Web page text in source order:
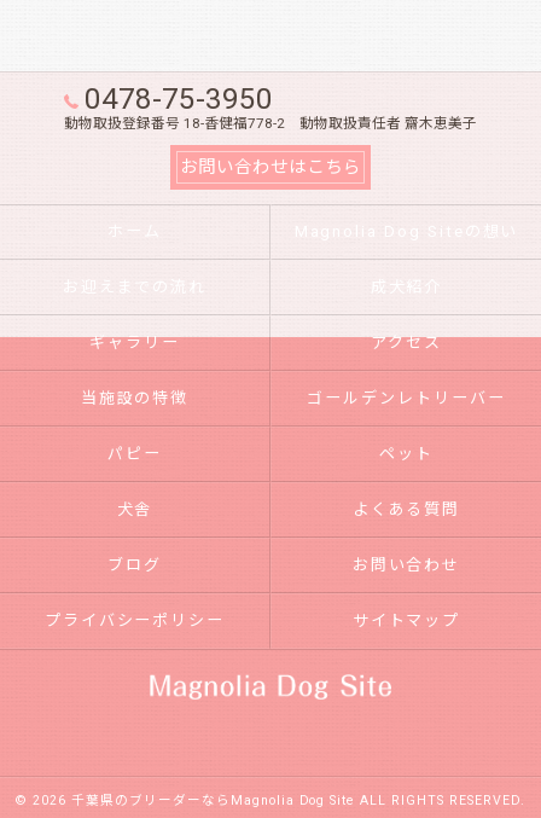
0478-75-3950
動物取扱登録番号 18-香健福778-2 動物取扱責任者 齋木恵美子
お問い合わせはこちら
ホーム Magnolia Dog Siteの想い
お迎えまでの流れ 成犬紹介
ギャラリー アクセス
当施設の特徴 ゴールデンレトリーバー
パピー ペット
犬舎 よくある質問
ブログ お問い合わせ
プライバシーポリシー サイトマップ
© 2026 千葉県のブリーダーならMagnolia Dog Site ALL RIGHTS RESERVED.